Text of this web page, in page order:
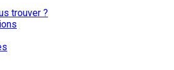
trouver ?